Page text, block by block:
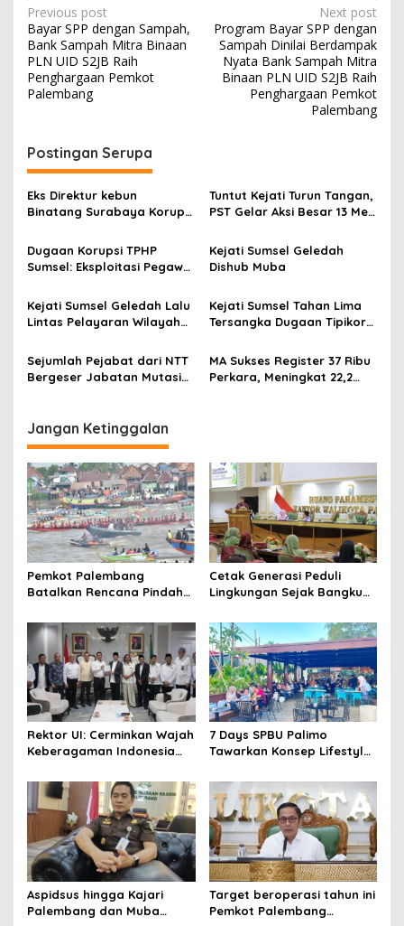
P
o
s
t
a
v
i
g
a
t
i
o
Previous post
Bayar SPP dengan Sampah,
Bank Sampah Mitra Binaan
PLN UID S2JB Raih
Penghargaan Pemkot
Palembang
Next post
Program Bayar SPP dengan
Sampah Dinilai Berdampak
Nyata Bank Sampah Mitra
Binaan PLN UID S2JB Raih
Penghargaan Pemkot
Palembang
Postingan Serupa
Eks Direktur kebun
Binatang Surabaya Korupsi
untuk Foya-Foya Senyum
tanpa Rasa Bersalah
Tuntut Kejati Turun Tangan,
PST Gelar Aksi Besar 13 Mei
Miliaran di DPRD Banyuasin
Dugaan Korupsi TPHP
Sumsel: Eksploitasi Pegawai
Kejati Didesak Bertindak
Cepat
Kejati Sumsel Geledah
Dishub Muba
Kejati Sumsel Geledah Lalu
Lintas Pelayaran Wilayah
Muba 2019-2025
Kejati Sumsel Tahan Lima
Tersangka Dugaan Tipikor
Pinjaman/Kredit Salah Satu
Bank Pemerintah Kepada
PT. BSS Dan PT. SAL
Sejumlah Pejabat dari NTT
Bergeser Jabatan Mutasi
MA Sukses Register 37 Ribu
Perkara, Meningkat 22,2
Jangan Ketinggalan
Pemkot Palembang
Batalkan Rencana Pindah
Dipastikan Tetap di Sungai
Musi
Cetak Generasi Peduli
Lingkungan Sejak Bangku
Palembang Perkuat
Program Adiwiyata
Rektor UI: Cerminkan Wajah
Keberagaman Indonesia
Ibadah Enam Agama
7 Days SPBU Palimo
Tawarkan Konsep Lifestyle
Hangout Baru di Tengah
Kota Palembang
Aspidsus hingga Kajari
Palembang dan Muba
Target beroperasi tahun ini
Pemkot Palembang